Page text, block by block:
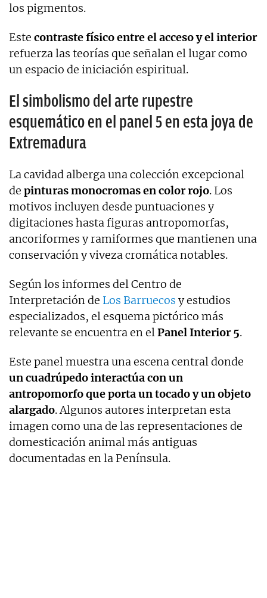
los pigmentos.
Este contraste físico entre el acceso y el interior
refuerza las teorías que señalan el lugar como
un espacio de iniciación espiritual.
El simbolismo del arte rupestre
esquemático en el panel 5 en esta joya de
Extremadura
La cavidad alberga una colección excepcional
de pinturas monocromas en color rojo. Los
motivos incluyen desde puntuaciones y
digitaciones hasta figuras antropomorfas,
ancoriformes y ramiformes que mantienen una
conservación y viveza cromática notables.
Según los informes del Centro de
Interpretación de Los Barruecos y estudios
especializados, el esquema pictórico más
relevante se encuentra en elPanel Interior 5.
Este panel muestra una escena central donde
un cuadrúpedo interactúa con un
antropomorfo que porta un tocado y un objeto
alargado. Algunos autores interpretan esta
imagen como una de las representaciones de
domesticación animal más antiguas
documentadas en la Península.